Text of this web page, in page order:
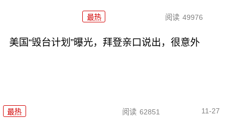
最热 阅读 49976
美国“毁台计划”曝光，拜登亲口说出，很意外
最热 阅读 62851 11-27